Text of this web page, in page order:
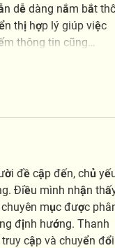
dễ dàng nắm bắt
thị hợp lý giúp việc
thông tin cũng…
đề cập đến, chủ
Điều mình nhận
mục được
định hướng. Thanh
cập và chuyển đổi